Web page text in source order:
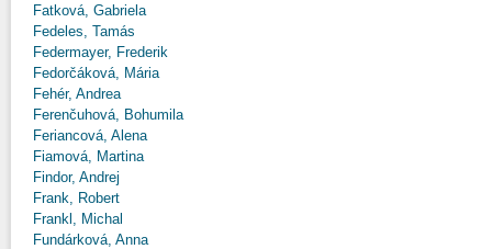
Fatková, Gabriela
Fedeles, Tamás
Federmayer, Frederik
Fedorčáková, Mária
Fehér, Andrea
Ferenčuhová, Bohumila
Feriancová, Alena
Fiamová, Martina
Findor, Andrej
Frank, Robert
Frankl, Michal
Fundárková, Anna